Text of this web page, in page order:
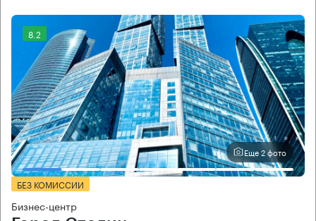
8.2
Еще 2 фото
БЕЗ КОМИССИИ
Бизнес-центр